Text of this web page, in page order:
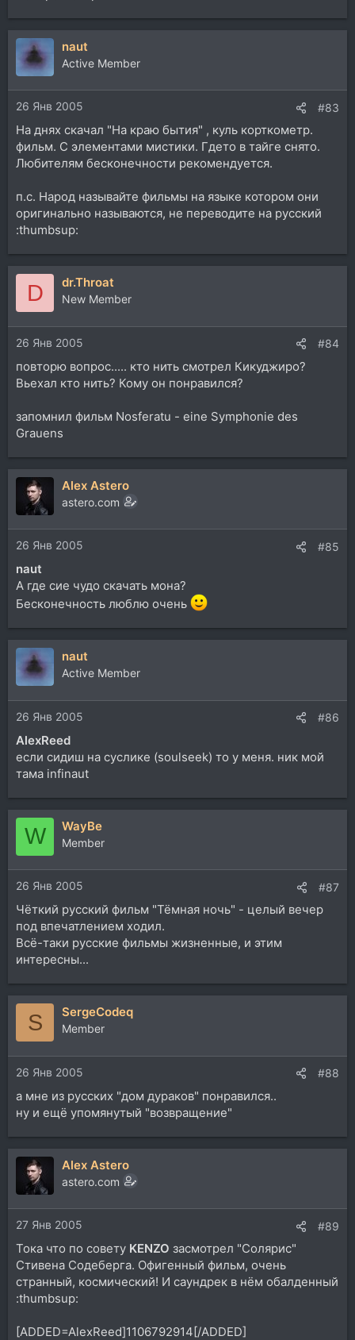
naut
Active Member
26 Янв 2005 #83
На днях скачал "На краю бытия" , куль корткометр.
фильм. С элементами мистики. Гдето в тайге снято.
Любителям бесконечности рекомендуется.
п.с. Народ называйте фильмы на языке котором они
оригинально называются, не переводите на русский
:thumbsup:
D dr.Throat
New Member
26 Янв 2005 #84
повторю вопрос..... кто нить смотрел Кикуджиро?
Вьехал кто нить? Кому он понравился?
запомнил фильм Nosferatu - eine Symphonie des
Grauens
Alex Astero
astero.com
26 Янв 2005 #85
naut
А где сие чудо скачать мона?
Бесконечность люблю очень
naut
Active Member
26 Янв 2005 #86
AlexReed
если сидиш на суслике (soulseek) то у меня. ник мой
тама infinaut
W WayBe
Member
26 Янв 2005 #87
Чёткий русский фильм "Тёмная ночь" - целый вечер
под впечатлением ходил.
Всё-таки русские фильмы жизненные, и этим
интересны...
S SergeCodeq
Member
26 Янв 2005 #88
а мне из русских "дом дураков" понравился..
ну и ещё упомянутый "возвращение"
Alex Astero
astero.com
27 Янв 2005 #89
Тока что по совету KENZO засмотрел "Солярис"
Стивена Содеберга. Офигенный фильм, очень
странный, космический! И саундрек в нём обалденный
:thumbsup:
[ADDED=AlexReed]1106792914[/ADDED]